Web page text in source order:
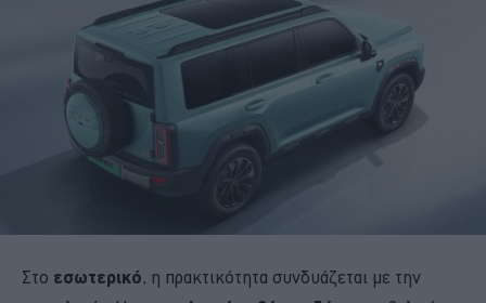
Στο εσωτερικό, η πρακτικότητα συνδυάζεται με την